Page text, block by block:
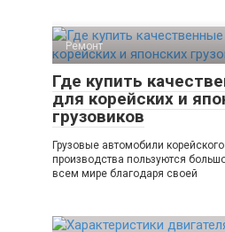
Ремонт
Где купить
для корейских и
грузовиков
Грузовые автомобили
производства пользуются
всем мире благодаря своей